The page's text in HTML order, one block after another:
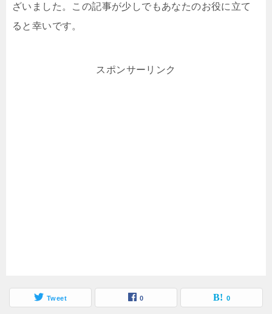
ざいました。この記事が少しでもあなたのお役に立て
ると幸いです。
スポンサーリンク
Tweet 0 0